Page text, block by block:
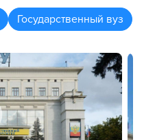
Государственный вуз